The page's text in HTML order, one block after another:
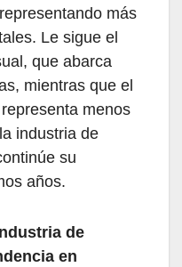
más
Le sigue el
que abarca
mientras que el
menos
industria de
su
años.
de
en